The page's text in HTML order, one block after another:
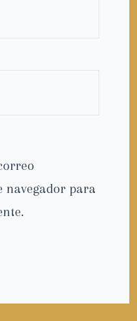
navegador para